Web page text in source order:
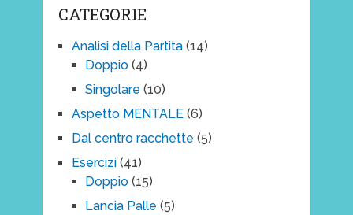
CATEGORIE
Analisi della Partita(14)
Doppio(4)
Singolare (10)
Aspetto MENTALE(6)
Dal centro racchette (5)
Esercizi(41)
Doppio(15)
Lancia Palle (5)